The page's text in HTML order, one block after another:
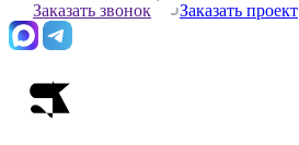
Заказать звонок
Заказать проект